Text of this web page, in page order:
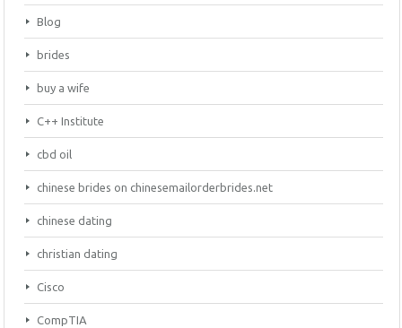
Blog
brides
buy a wife
C++ Institute
cbd oil
chinese brides on chinesemailorderbrides.net
chinese dating
christian dating
Cisco
CompTIA